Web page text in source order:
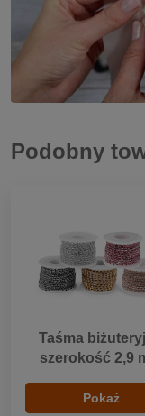
Podobny
Taśma
szerokość 2,9
Pokaż